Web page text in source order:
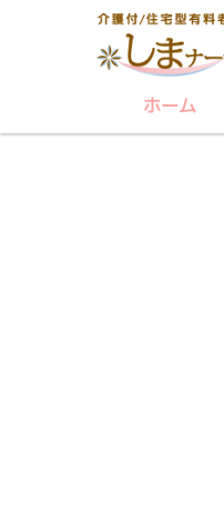
ホーム